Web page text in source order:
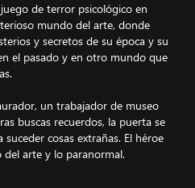
de terror psicológico en
mundo del arte, donde
y secretos de su época y su
el pasado y en otro mundo que
un trabajador de museo
buscas recuerdos, la puerta se
cosas extrañas. El héroe
del arte y lo paranormal.